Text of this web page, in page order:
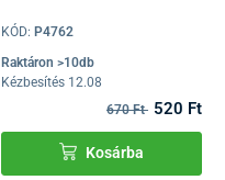
KÓD:P4762
Raktáron >10db
Kézbesítés 12.08
670 Ft 520 Ft
Kosárba